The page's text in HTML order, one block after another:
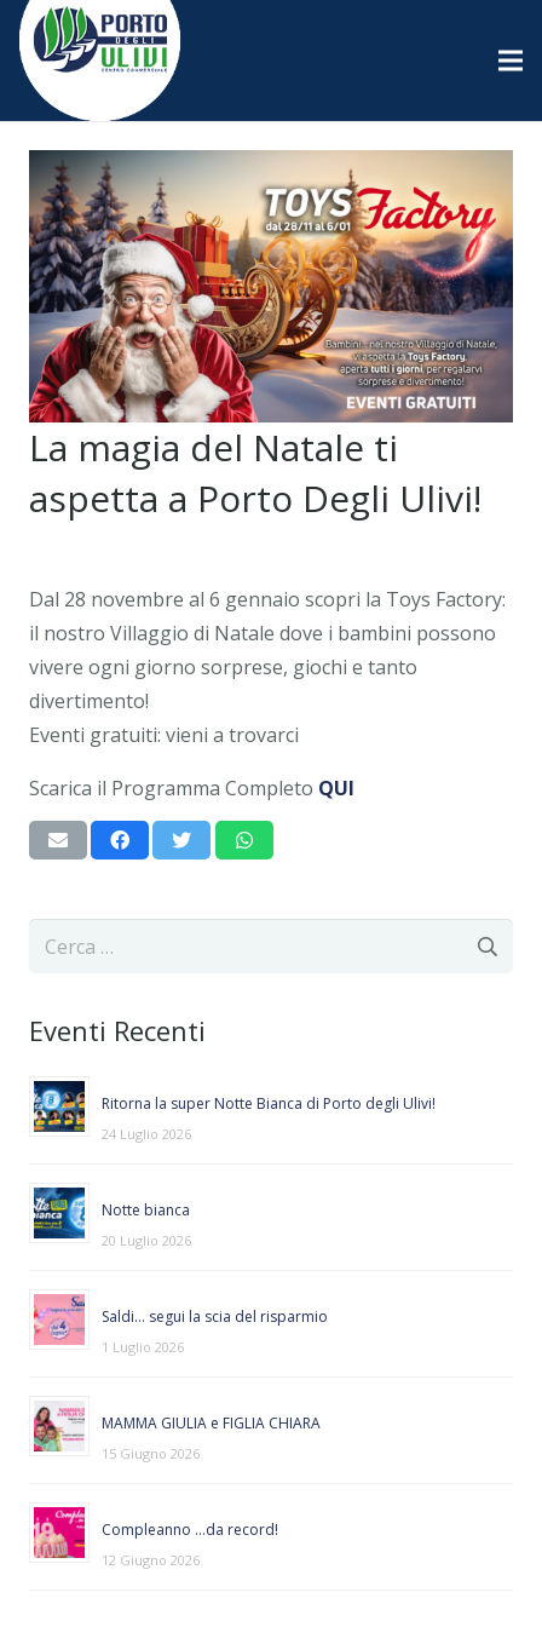
La magia del Natale ti
aspetta a Porto Degli Ulivi!
Dal 28 novembre al 6 gennaio scopri la Toys Factory:
il nostro Villaggio di Natale dove i bambini possono
vivere ogni giorno sorprese, giochi e tanto
divertimento!
Eventi gratuiti: vieni a trovarci
Scarica il Programma Completo QUI
Ricerca
Eventi Recenti
Ritorna la super Notte Bianca di Porto degli Ulivi!
24 Luglio 2026
Notte bianca
20 Luglio 2026
Saldi… segui la scia del risparmio
1 Luglio 2026
MAMMA GIULIA e FIGLIA CHIARA
15 Giugno 2026
Compleanno …da record!
12 Giugno 2026